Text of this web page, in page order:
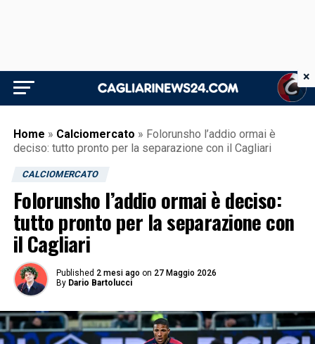
Home » Calciomercato » Folorunsho l’addio ormai è
deciso: tutto pronto per la separazione con il Cagliari
CALCIOMERCATO
Folorunsho l’addio ormai è deciso:
tutto pronto per la separazione con
il Cagliari
Published 2 mesi ago on 27 Maggio 2026
By Dario Bartolucci
×